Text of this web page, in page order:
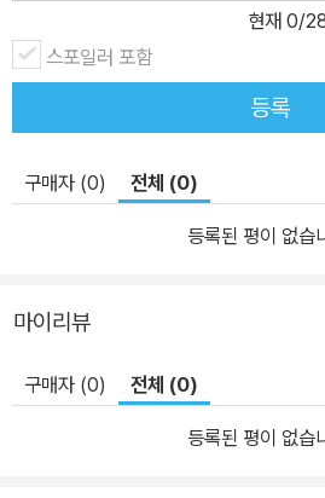
현재 0/
스포일러 포함
등록
구매자 (0) 전체 (0)
등록된 평이 없습
마이리뷰
구매자 (0) 전체 (0)
등록된 평이 없습